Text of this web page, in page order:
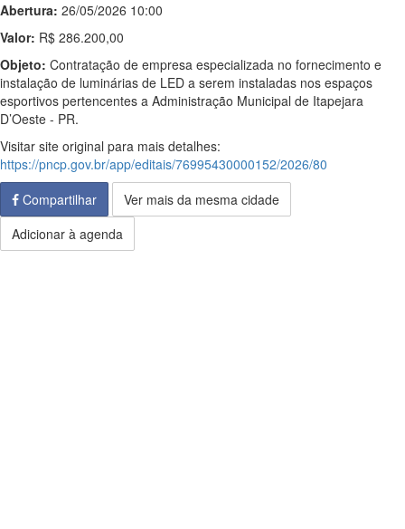
Abertura: 26/05/2026 10:00
Valor: R$ 286.200,00
Objeto: Contratação de empresa especializada no fornecimento e
instalação de luminárias de LED a serem instaladas nos espaços
esportivos pertencentes a Administração Municipal de Itapejara
D’Oeste - PR.
Visitar site original para mais detalhes:
https://pncp.gov.br/app/editais/76995430000152/2026/80
Compartilhar
Ver mais da mesma cidade
Adicionar à agenda